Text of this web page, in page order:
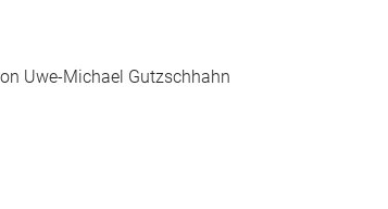
Uwe-Michael Gutzschhahn